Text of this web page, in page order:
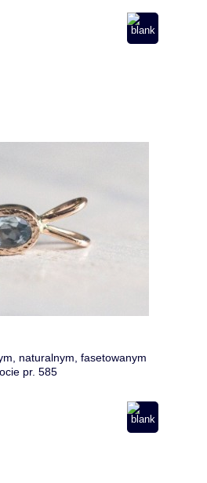
naturalnym, fasetowanym
pr. 585